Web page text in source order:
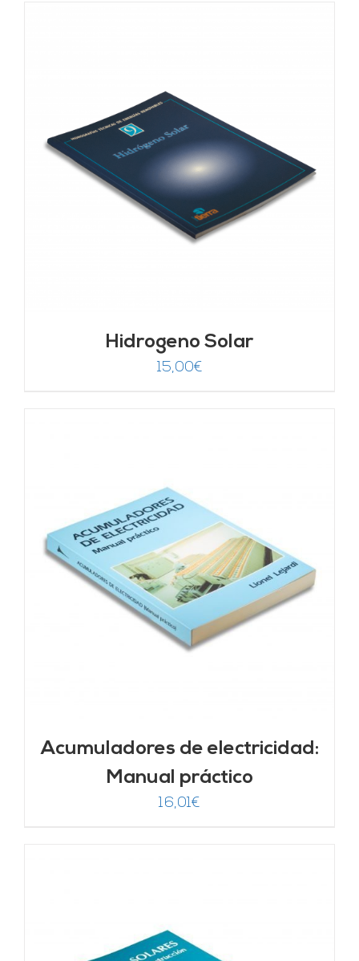
Hidrogeno Solar
15,00€
Acumuladores de electricidad:
Manual práctico
16,01€